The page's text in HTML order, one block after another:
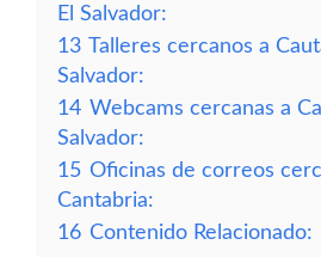
El Salvador:
13 Talleres cercanos a
Salvador:
14 Webcams cercanas a
Salvador:
15 Oficinas de correos
Cantabria:
16 Contenido Relacionado: